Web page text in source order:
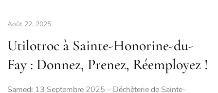
Août 22, 2025
Utilotroc à Sainte-Honorine-du-
Fay : Donnez, Prenez, Réemployez !
Samedi 13 Septembre 2025 – Déchèterie de Sainte-